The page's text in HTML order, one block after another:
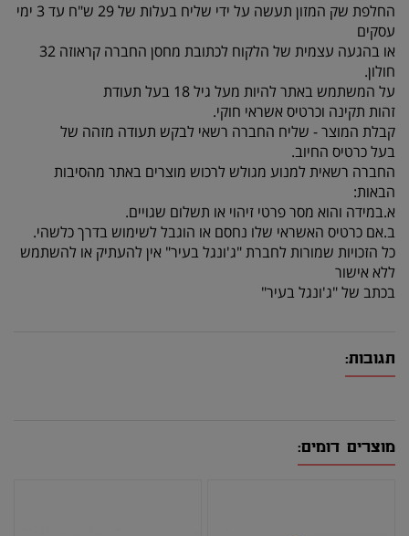
החלפת שק המזון תעשה על ידי שליח בעלות של 29 ש"ח עד 3 ימי
עסקים
או בהגעה עצמית של הלקוח לכתובת מחסן החברה קראוזה 32
חולון.
על המשתמש באתר להיות מעל גיל 18 בעל תעודת
זהות תקינה וכרטיס אשראי חוקי.
קבלת המוצר - שליח החברה רשאי לבקש תעודה מזהה של
בעל כרטיס החיוב.
החברה רשאית למנוע מגולש לרכוש מוצרים באתר מהסיבות
הבאות:
א.במידה והוא מסר פרטי זיהוי או תשלום שגויים.
ב.אם כרטיס האשראי שלו נחסם או הוגבל לשימוש בדרך כלשהי.
כל הזכויות שמורות לחברת "ג'ונגל בעיר" אין להעתיק או להשתמש
ללא אישור
בכתב של "ג'ונגל בעיר"
תגובות:
מוצרים דומים: